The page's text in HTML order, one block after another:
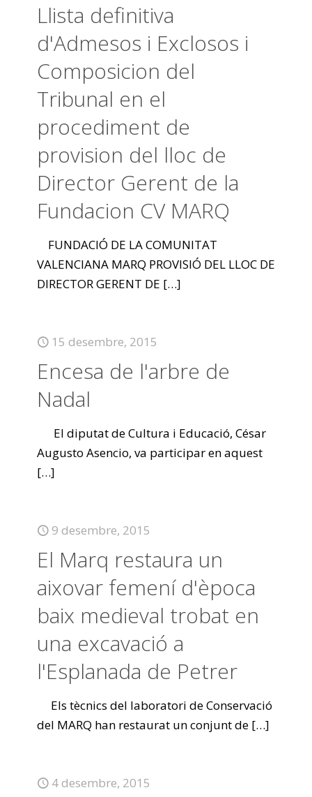
Llista definitiva
d'Admesos i Exclosos i
Composicion del
Tribunal en el
procediment de
provision del lloc de
Director Gerent de la
Fundacion CV MARQ
FUNDACIÓ DE LA COMUNITAT
VALENCIANA MARQ PROVISIÓ DEL LLOC DE
DIRECTOR GERENT DE […]
15 desembre, 2015
Encesa de l'arbre de
Nadal
El diputat de Cultura i Educació, César
Augusto Asencio, va participar en aquest
[…]
9 desembre, 2015
El Marq restaura un
aixovar femení d'època
baix medieval trobat en
una excavació a
l'Esplanada de Petrer
Els tècnics del laboratori de Conservació
del MARQ han restaurat un conjunt de […]
4 desembre, 2015